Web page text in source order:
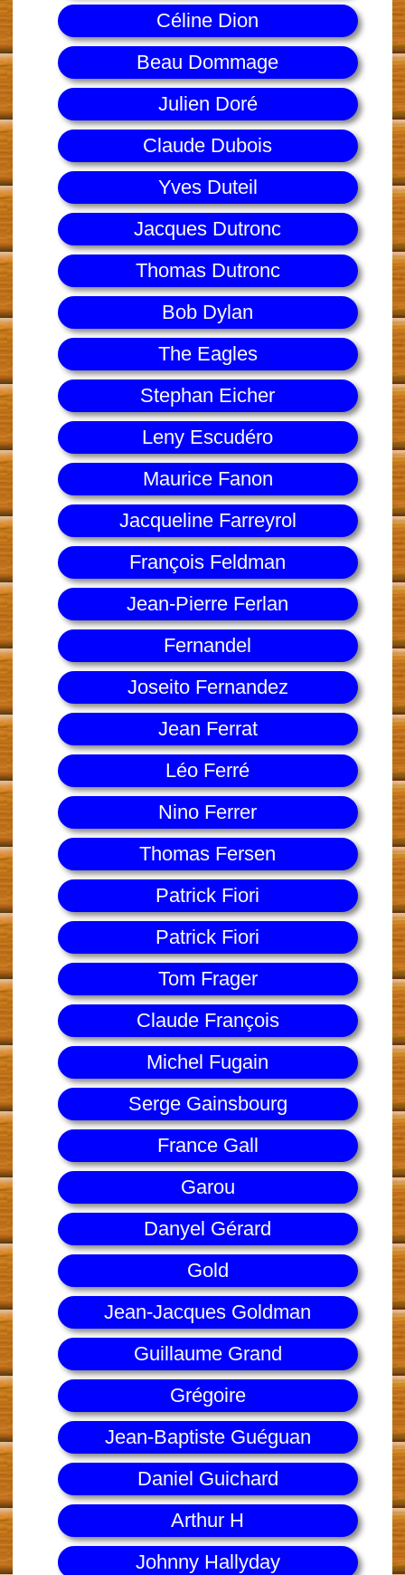
Céline Dion
Beau Dommage
Julien Doré
Claude Dubois
Yves Duteil
Jacques Dutronc
Thomas Dutronc
Bob Dylan
The Eagles
Stephan Eicher
Leny Escudéro
Maurice Fanon
Jacqueline Farreyrol
François Feldman
Jean-Pierre Ferlan
Fernandel
Joseito Fernandez
Jean Ferrat
Léo Ferré
Nino Ferrer
Thomas Fersen
Patrick Fiori
Patrick Fiori
Tom Frager
Claude François
Michel Fugain
Serge Gainsbourg
France Gall
Garou
Danyel Gérard
Gold
Jean-Jacques Goldman
Guillaume Grand
Grégoire
Jean-Baptiste Guéguan
Daniel Guichard
Arthur H
Johnny Hallyday